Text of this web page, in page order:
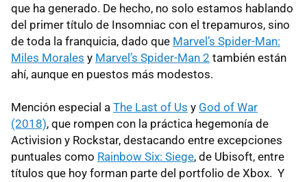
que ha generado. De hecho, no solo estamos hablando
del primer título de Insomniac con el trepamuros, sino
de toda la franquicia, dado que Marvel’s Spider-Man:
Miles Morales y Marvel’s Spider-Man 2 también están
ahí, aunque en puestos más modestos.
Mención especial a The Last of Us y God of War
(2018), que rompen con la práctica hegemonía de
Activision y Rockstar, destacando entre excepciones
puntuales como Rainbow Six: Siege, de Ubisoft, entre
títulos que hoy forman parte del portfolio de Xbox. Y